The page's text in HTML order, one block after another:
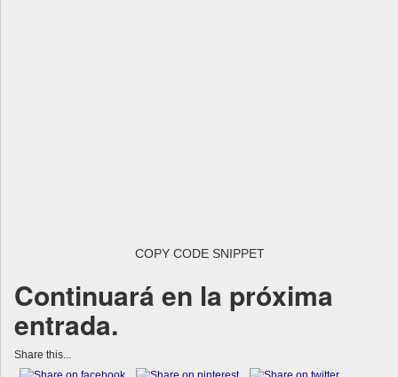
COPY CODE SNIPPET
Continuará en la próxima
entrada.
Share this...